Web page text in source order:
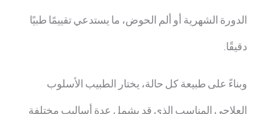
الدورة الشهرية أو ألم الحوض، ما يستدعي تقييمًا طبيًا
دقيقًا.
وبناءً على طبيعة كل حالة، يختار الطبيب الأسلوب
العلاجي المناسب الذي قد يشمل عدة أساليب مختلفة